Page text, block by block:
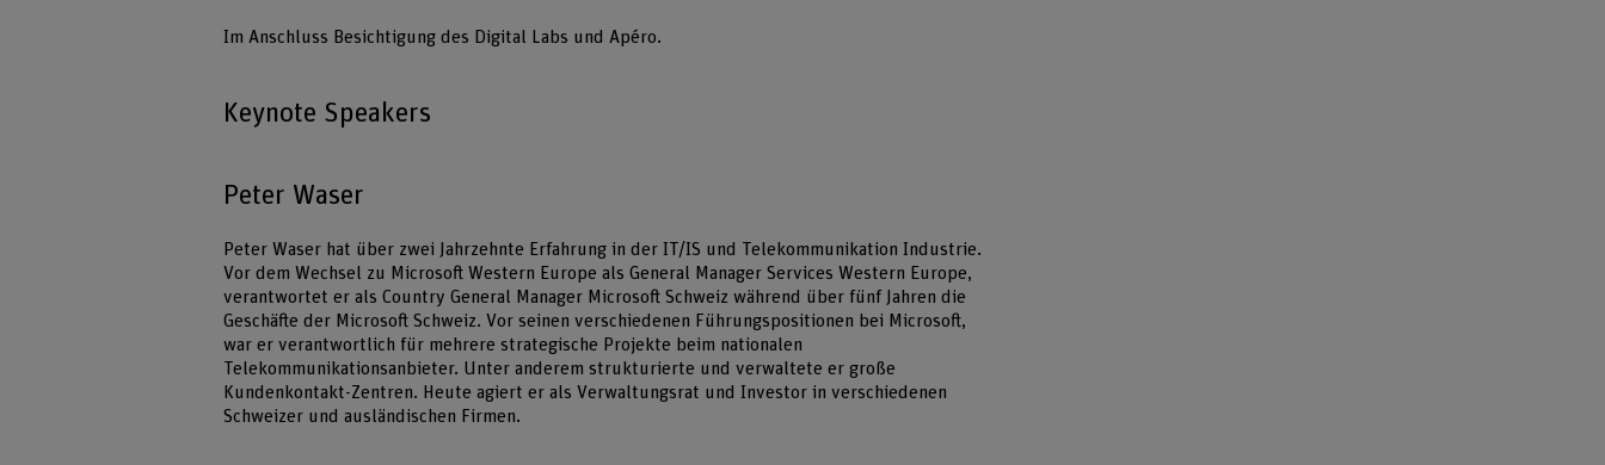
Im Anschluss Besichtigung des Digital Labs und Apéro.
Keynote Speakers
Peter Waser
Peter Waser hat über zwei Jahrzehnte Erfahrung in der IT/IS und Telekommunikation Industrie.
Vor dem Wechsel zu Microsoft Western Europe als General Manager Services Western Europe,
verantwortet er als Country General Manager Microsoft Schweiz während über fünf Jahren die
Geschäfte der Microsoft Schweiz. Vor seinen verschiedenen Führungspositionen bei Microsoft,
war er verantwortlich für mehrere strategische Projekte beim nationalen
Telekommunikationsanbieter. Unter anderem strukturierte und verwaltete er große
Kundenkontakt-Zentren. Heute agiert er als Verwaltungsrat und Investor in verschiedenen
Schweizer und ausländischen Firmen.